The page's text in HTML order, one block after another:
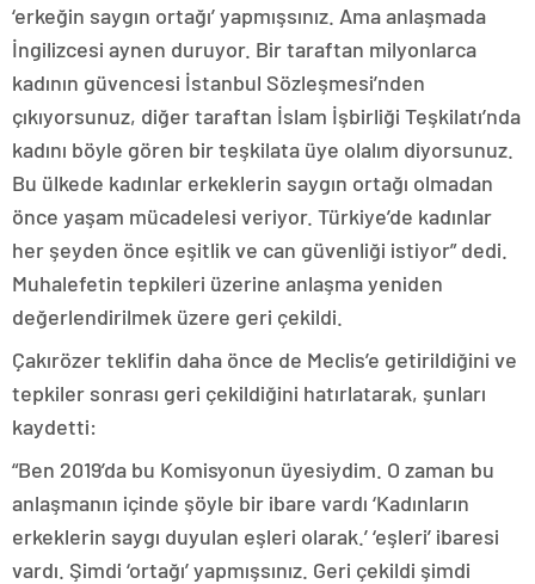
‘erkeğin saygın ortağı’ yapmışsınız. Ama anlaşmada
İngilizcesi aynen duruyor. Bir taraftan milyonlarca
kadının güvencesi İstanbul Sözleşmesi’nden
çıkıyorsunuz, diğer taraftan İslam İşbirliği Teşkilatı’nda
kadını böyle gören bir teşkilata üye olalım diyorsunuz.
Bu ülkede kadınlar erkeklerin saygın ortağı olmadan
önce yaşam mücadelesi veriyor. Türkiye’de kadınlar
her şeyden önce eşitlik ve can güvenliği istiyor” dedi.
Muhalefetin tepkileri üzerine anlaşma yeniden
değerlendirilmek üzere geri çekildi.
Çakırözer teklifin daha önce de Meclis’e getirildiğini ve
tepkiler sonrası geri çekildiğini hatırlatarak, şunları
kaydetti:
“Ben 2019’da bu Komisyonun üyesiydim. O zaman bu
anlaşmanın içinde şöyle bir ibare vardı ‘Kadınların
erkeklerin saygı duyulan eşleri olarak.’ ‘eşleri’ ibaresi
vardı. Şimdi ‘ortağı’ yapmışsınız. Geri çekildi şimdi